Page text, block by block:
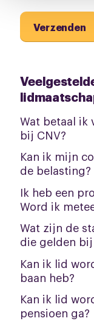
Verzenden
Wat betaal ik
bij CNV?
Kan ik mijn
de belasting?
Ik heb een
Word ik
Wat zijn de
die gelden
Kan ik lid
baan heb?
Kan ik lid
pensioen ga?